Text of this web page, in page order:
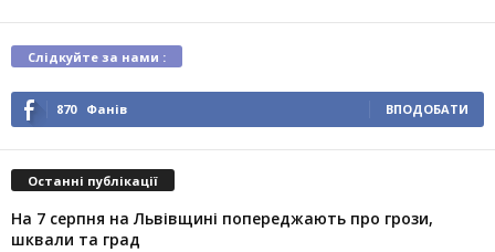
Слідкуйте за нами :
870 Фанів ВПОДОБАТИ
Останні публікації
На 7 серпня на Львівщині попереджають про грози,
шквали та град